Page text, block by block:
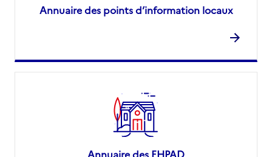
Annuaire des points d’information locaux
Annuaire des EHPAD